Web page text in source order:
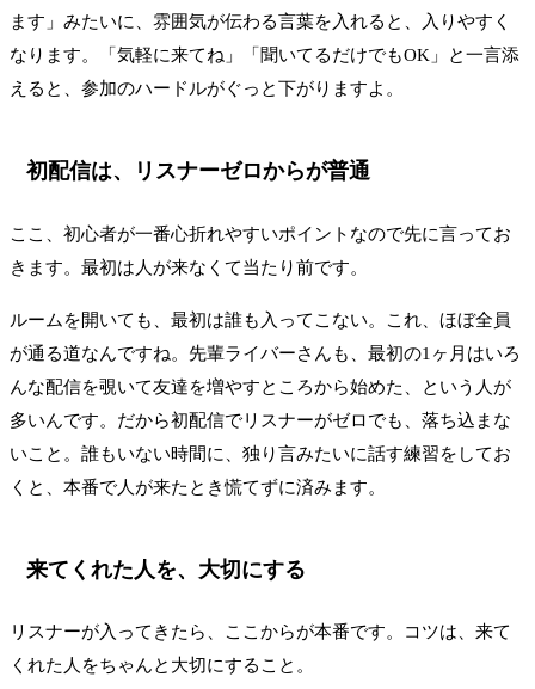
ます」みたいに、雰囲気が伝わる言葉を入れると、入りやすく
なります。「気軽に来てね」「聞いてるだけでもOK」と一言添
えると、参加のハードルがぐっと下がりますよ。
初配信は、リスナーゼロからが普通
ここ、初心者が一番心折れやすいポイントなので先に言ってお
きます。最初は人が来なくて当たり前です。
ルームを開いても、最初は誰も入ってこない。これ、ほぼ全員
が通る道なんですね。先輩ライバーさんも、最初の1ヶ月はいろ
んな配信を覗いて友達を増やすところから始めた、という人が
多いんです。だから初配信でリスナーがゼロでも、落ち込まな
いこと。誰もいない時間に、独り言みたいに話す練習をしてお
くと、本番で人が来たとき慌てずに済みます。
来てくれた人を、大切にする
リスナーが入ってきたら、ここからが本番です。コツは、来て
くれた人をちゃんと大切にすること。